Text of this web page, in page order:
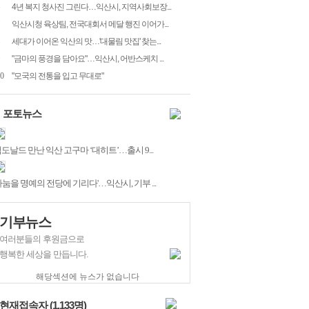
4년 복지 청사진 그린다…익산시, 지역사회보장...
익산시청 육상팀, 전국대회서 메달 행진 이어가...
세대가 이어온 익산의 맛…'대물림 맛집' 찾는...
"금마의 풍경을 담아요"…익산시, 어반스케치 ...
"모국의 전통을 입고 무대로"
포토뉴스
도날드 만난 익산 고구마 ‘대히트’…출시 9...
눔을 명예의 전당에 기리다'…익산시, 기부 ...
기부뉴스
여러분들의 후원금으로
행복한 세상을 만듭니다.
해당섹션에 뉴스가 없습니다
현재접속자 (1,133명)